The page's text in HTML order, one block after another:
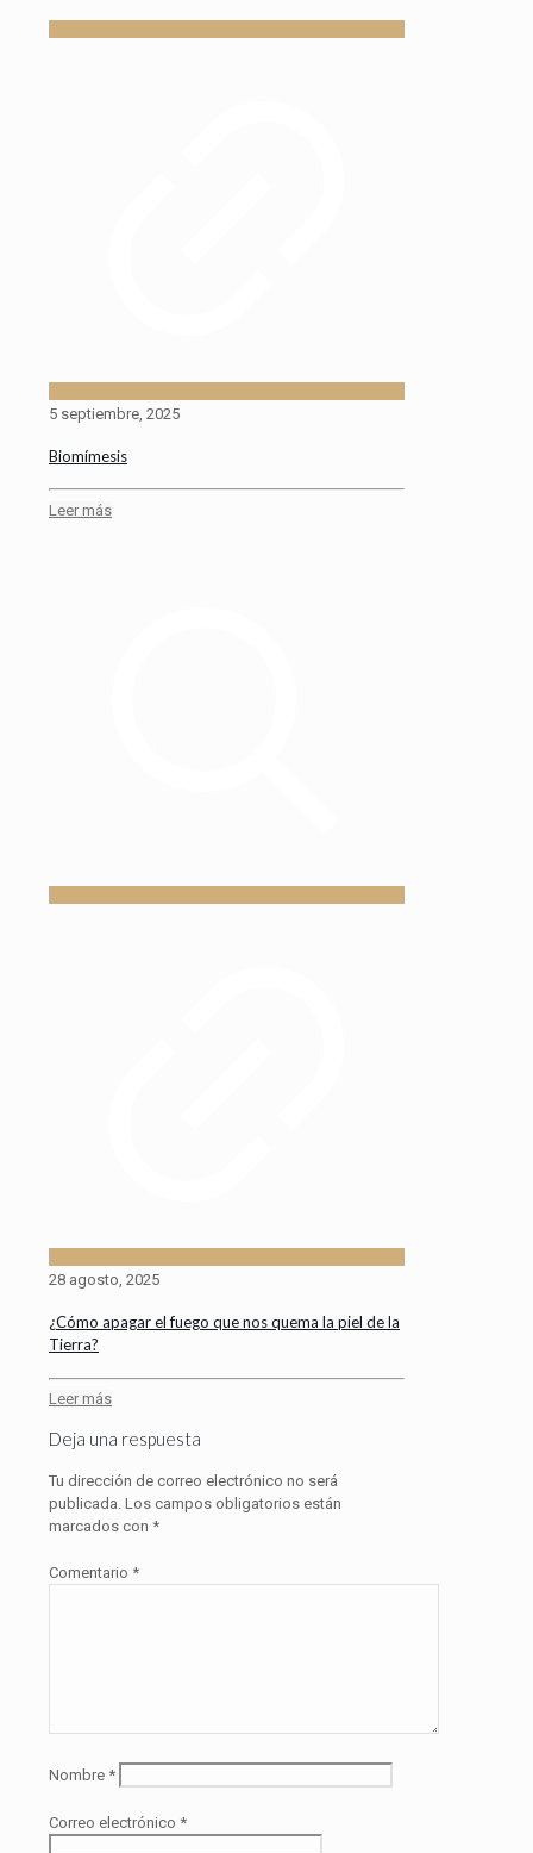
5 septiembre, 2025
Biomímesis
Leer más
28 agosto, 2025
¿Cómo apagar el fuego que nos quema la piel de la
Tierra?
Leer más
Deja una respuesta
Tu dirección de correo electrónico no será
publicada. Los campos obligatorios están
marcados con *
Comentario *
Nombre *
Correo electrónico *